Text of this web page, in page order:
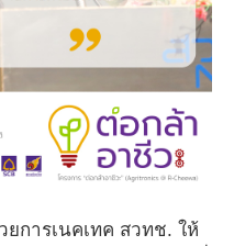
การเนคเทค สวทช. ให้